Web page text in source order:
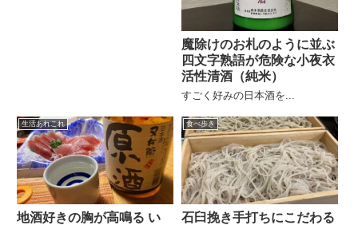
魔除けのお札のように並ぶ
四文字熟語が危険な小夜衣
活性清酒（純米）
すごく好みの日本酒を...
生活あれこれ
地酒好きの胸が高鳴る い
食べ歩き
石臼挽き手打ちにこだわる